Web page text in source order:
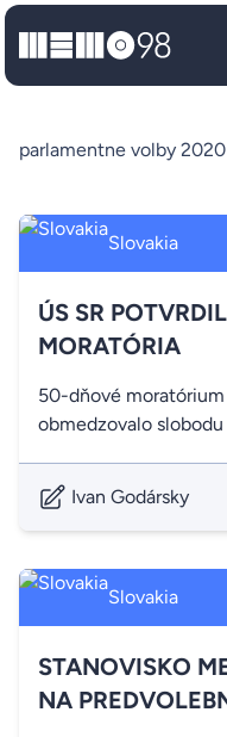
MEMO98
parlamentne volby 2020
Slovakia
ÚS SR
MORATÓRIA
50-dňové
obmedzovalo
Ivan Godársky
Slovakia
STANOVISKO
NA